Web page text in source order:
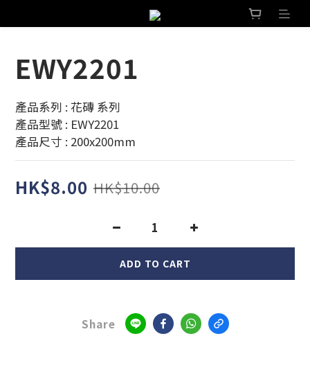
EWY2201
產品系列 : 花磚 系列
產品型號 : EWY2201
產品尺寸 : 200x200mm
HK$8.00 HK$10.00
ADD TO CART
Share